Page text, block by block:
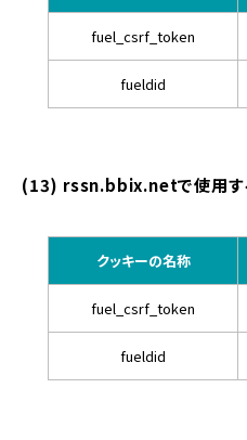
fuel_csrf_token
fueldid
(13) rssn.bbix.netで使用す
クッキーの名称
fuel_csrf_token
fueldid